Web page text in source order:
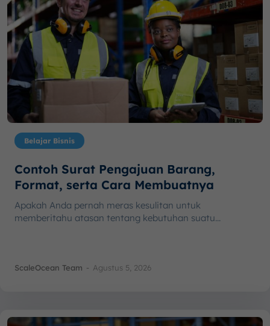
Belajar Bisnis
Contoh Surat Pengajuan Barang,
Format, serta Cara Membuatnya
Apakah Anda pernah meras kesulitan untuk
memberitahu atasan tentang kebutuhan suatu...
ScaleOcean Team - Agustus 5, 2026